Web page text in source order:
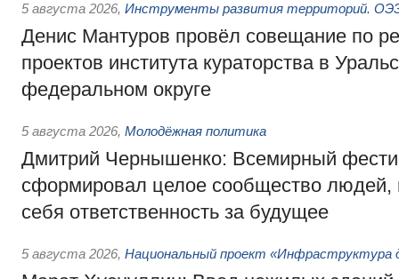
5 августа 2026, Инструменты развития территорий.
Денис Мантуров провёл совещание по
проектов института кураторства в
федеральном округе
5 августа 2026, Молодёжная политика
Дмитрий Чернышенко: Всемирный
сформировал целое сообщество людей,
себя ответственность за будущее
5 августа 2026, Национальный проект «Инфраструктура